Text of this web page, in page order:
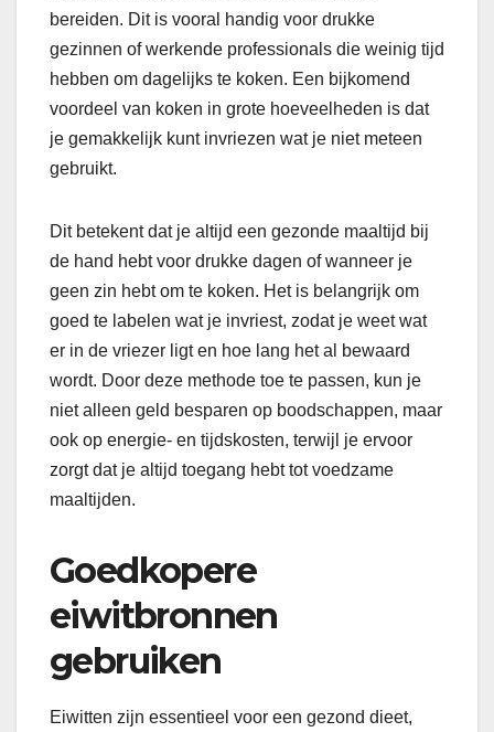
bereiden. Dit is vooral handig voor drukke
gezinnen of werkende professionals die weinig tijd
hebben om dagelijks te koken. Een bijkomend
voordeel van koken in grote hoeveelheden is dat
je gemakkelijk kunt invriezen wat je niet meteen
gebruikt.
Dit betekent dat je altijd een gezonde maaltijd bij
de hand hebt voor drukke dagen of wanneer je
geen zin hebt om te koken. Het is belangrijk om
goed te labelen wat je invriest, zodat je weet wat
er in de vriezer ligt en hoe lang het al bewaard
wordt. Door deze methode toe te passen, kun je
niet alleen geld besparen op boodschappen, maar
ook op energie- en tijdskosten, terwijl je ervoor
zorgt dat je altijd toegang hebt tot voedzame
maaltijden.
Goedkopere
eiwitbronnen
gebruiken
Eiwitten zijn essentieel voor een gezond dieet,